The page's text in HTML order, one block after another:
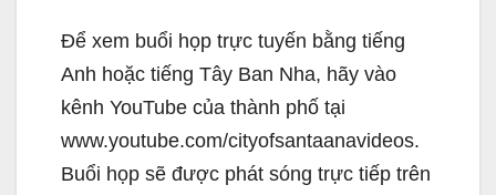
Để xem buổi họp trực tuyến bằng tiếng
Anh hoặc tiếng Tây Ban Nha, hãy vào
kênh YouTube của thành phố tại
www.youtube.com/cityofsantaanavideos.
Buổi họp sẽ được phát sóng trực tiếp trên